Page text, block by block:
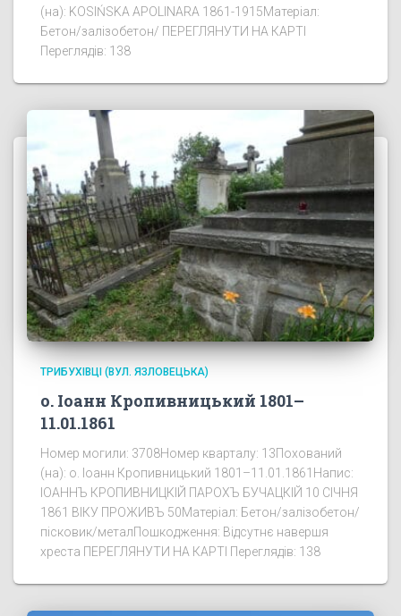
(на): KOSIŃSKA APOLINARA 1861-1915Матеріал:
Бетон/залізобетон/ ПЕРЕГЛЯНУТИ НА КАРТІ
Переглядів: 138
ТРИБУХІВЦІ (ВУЛ. ЯЗЛОВЕЦЬКА)
о. Іоанн Кропивницький 1801–
11.01.1861
Номер могили: 3708Номер кварталу: 13Похований
(на): о. Іоанн Кропивницький 1801–11.01.1861Напис:
ІОАННЪ КРОПИВНИЦКІЙ ПАРОХЪ БУЧАЦКІЙ 10 СІЧНЯ
1861 ВІКУ ПРОЖИВЪ 50Матеріал: Бетон/залізобетон/
пісковик/металПошкодження: Відсутнє навершя
хреста ПЕРЕГЛЯНУТИ НА КАРТІ Переглядів: 138